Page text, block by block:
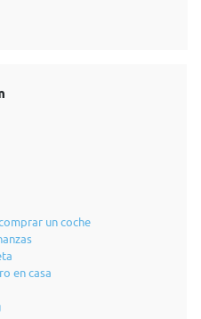
un coche
en casa